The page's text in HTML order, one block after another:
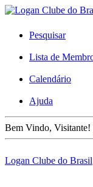
Pesquisar
Lista de
Calendário
Ajuda
Bem Vindo, Visitante!
Logan Clube do Brasil